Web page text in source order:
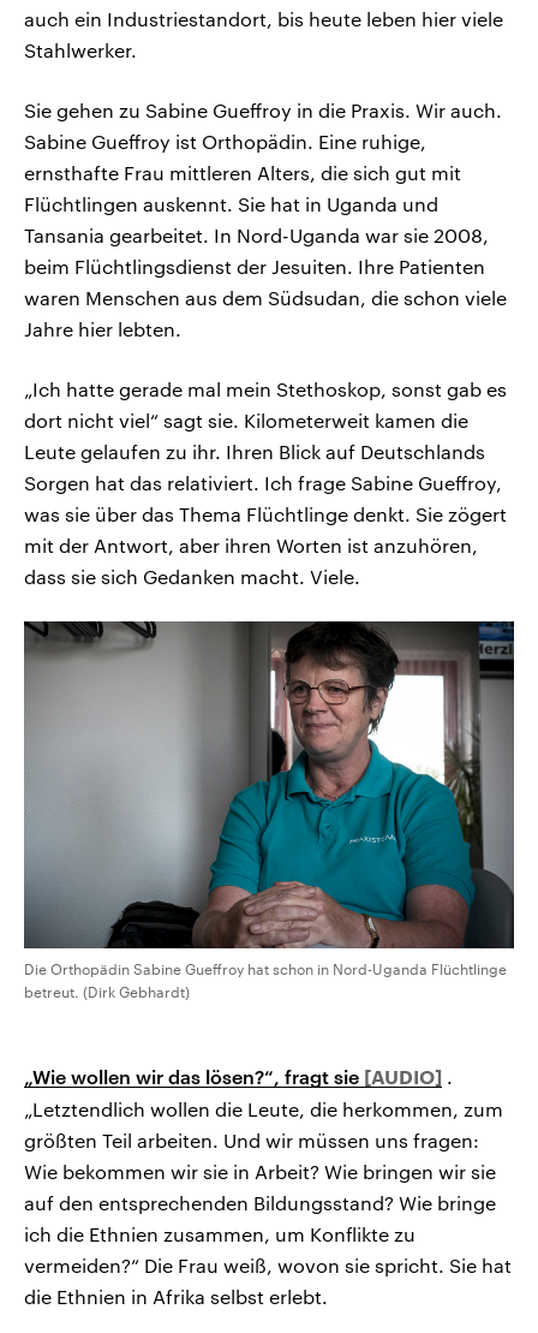
auch ein Industriestandort, bis heute leben hier viele
Stahlwerker.
Sie gehen zu Sabine Gueffroy in die Praxis. Wir auch.
Sabine Gueffroy ist Orthopädin. Eine ruhige,
ernsthafte Frau mittleren Alters, die sich gut mit
Flüchtlingen auskennt. Sie hat in Uganda und
Tansania gearbeitet. In Nord-Uganda war sie 2008,
beim Flüchtlingsdienst der Jesuiten. Ihre Patienten
waren Menschen aus dem Südsudan, die schon viele
Jahre hier lebten.
„Ich hatte gerade mal mein Stethoskop, sonst gab es
dort nicht viel“ sagt sie. Kilometerweit kamen die
Leute gelaufen zu ihr. Ihren Blick auf Deutschlands
Sorgen hat das relativiert. Ich frage Sabine Gueffroy,
was sie über das Thema Flüchtlinge denkt. Sie zögert
mit der Antwort, aber ihren Worten ist anzuhören,
dass sie sich Gedanken macht. Viele.
Die Orthopädin Sabine Gueffroy hat schon in Nord-Uganda Flüchtlinge
betreut. (Dirk Gebhardt)
„Wie wollen wir das lösen?“, fragt sie
„Letztendlich wollen die Leute, die herkommen, zum
größten Teil arbeiten. Und wir müssen uns fragen:
Wie bekommen wir sie in Arbeit? Wie bringen wir sie
auf den entsprechenden Bildungsstand? Wie bringe
ich die Ethnien zusammen, um Konflikte zu
vermeiden?“ Die Frau weiß, wovon sie spricht. Sie hat
die Ethnien in Afrika selbst erlebt.